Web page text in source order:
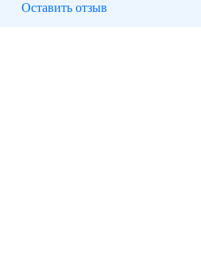
Оставить отзыв